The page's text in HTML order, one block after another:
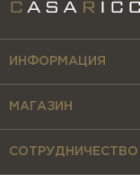
ИНФОРМАЦИЯ
МАГАЗИН
СОТРУДНИЧЕСТВО